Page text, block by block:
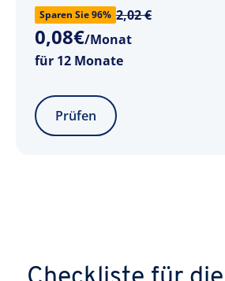
Sparen Sie 96% 2,02 €
0,08€/Monat
für 12 Monate
Prüfen